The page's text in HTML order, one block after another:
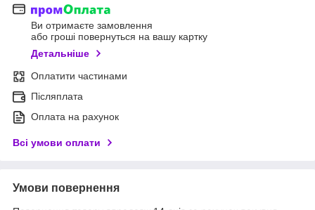
Ви отримаєте замовлення
або гроші повернуться на вашу картку
Детальніше
Оплатити частинами
Післяплата
Оплата на рахунок
Всі умови оплати
Умови повернення